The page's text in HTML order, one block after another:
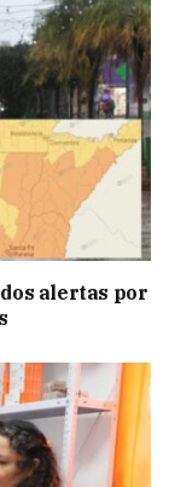
alertas por